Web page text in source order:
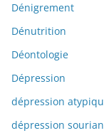
Dénigrement
Dénutrition
Déontologie
Dépression
dépression
dépression